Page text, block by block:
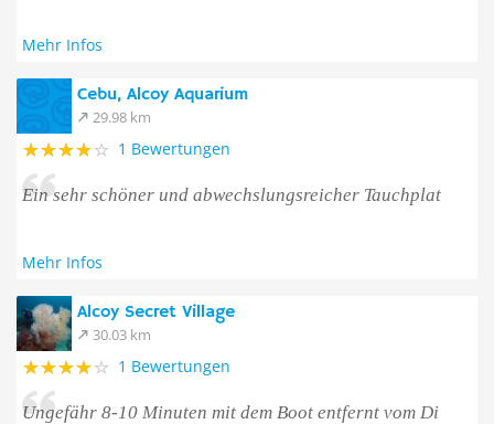
Mehr Infos
Cebu, Alcoy Aquarium
29.98 km
1 Bewertungen
Ein sehr schöner und abwechslungsreicher Tauchplat
Mehr Infos
Alcoy Secret Village
30.03 km
1 Bewertungen
Ungefähr 8-10 Minuten mit dem Boot entfernt vom Di